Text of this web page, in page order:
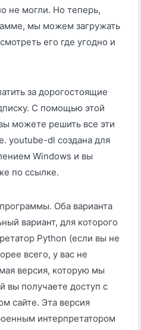
не могли. Но теперь,
мы можем загружать
его где угодно и
за дорогостоящие
С помощью этой
можете решить все эти
youtube-dl создана для
Windows и вы
по ссылке.
Оба варианта
вариант, для которого
Python (если вы не
всего, у вас не
версия, которую мы
вы получаете доступ с
сайте. Эта версия
интерпретатором